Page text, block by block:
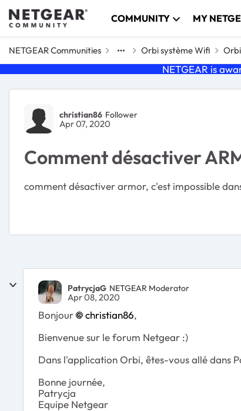
Skip to content COMMUNITY MY
NETGEAR Communities Orbi système Wifi
NETGEAR is
Forum Discussion
christian86 Follower
Apr 07, 2020
Comment désactiver
comment désactiver armor, c'est impossible
PatrycjaG NETGEAR Moderator
Apr 08, 2020
Bonjour christian86,
Bienvenue sur le forum Netgear :)
Dans l'application Orbi, êtes-vous allé dans
Bonne journée,
Patrycja
Equipe Netgear